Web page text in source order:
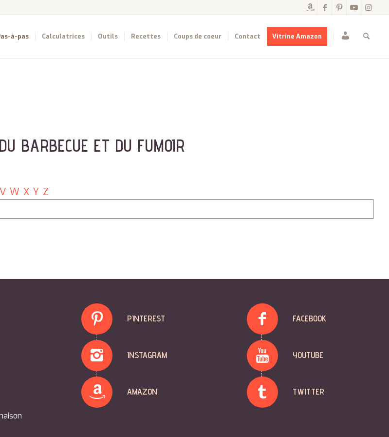
à-pas Calculatrices Outils Recettes Coups de coeur Contact Vitrine Amazon Mon
BARBECUE ET DU FUMOIR
V W X Y Z
PINTEREST
INSTAGRAM
AMAZON
FACEBOOK
YOUTUBE
TWITTER